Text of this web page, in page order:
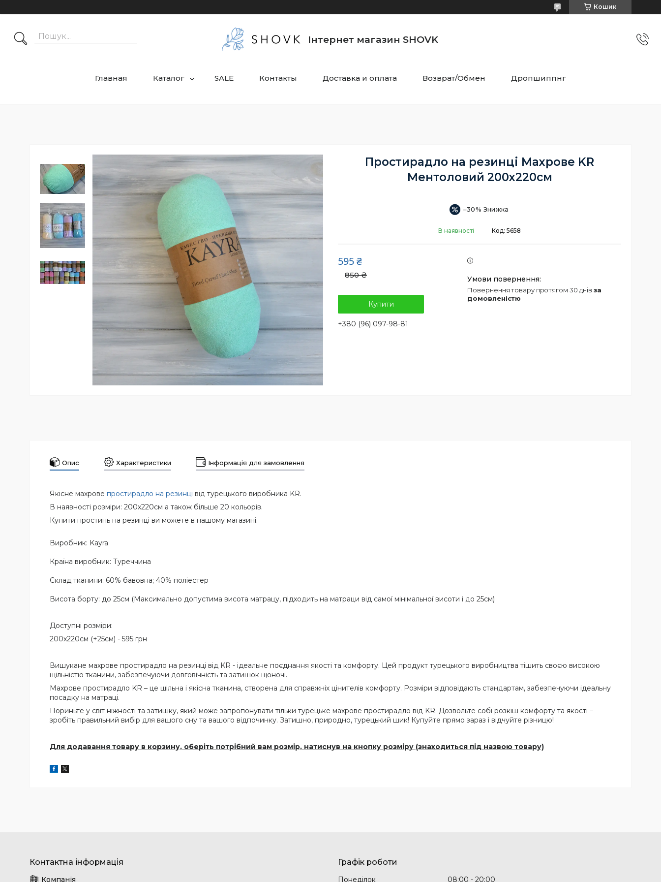
Кошик
Інтернет магазин SHOVK
Главная Каталог SALE Контакты Доставка и оплата Возврат/Обмен Дропшиппнг
Простирадло на резинці Махрове KR
Ментоловий 200х220см
–30%
В наявності Код: 5658
850 ₴
595 ₴
Купити
+380 (96) 097-98-81
повернення товару протягом 30 днів за
домовленістю
Опис Характеристики Інформація для замовлення
Якісне махрове простирадло на резинці від турецького виробника KR.
В наявності розміри: 200х220см а також більше 20 кольорів.
Купити простинь на резинці ви можете в нашому магазині.
Виробник: Kayra
Країна виробник: Туреччина
Склад тканини: 60% бавовна; 40% поліестер
Висота борту: до 25см (Максимально допустима висота матрацу, підходить на матраци від самої мінімальної висоти і до 25см)
Доступні розміри:
200х220см (+25см) - 595 грн
Вишукане махрове простирадло на резинці від KR - ідеальне поєднання якості та комфорту. Цей продукт турецького виробництва тішить своєю високою
щільністю тканини, забезпечуючи довговічність та затишок щоночі.
Махрове простирадло KR – це щільна і якісна тканина, створена для справжніх цінителів комфорту. Розміри відповідають стандартам, забезпечуючи ідеальну
посадку на матраці.
Пориньте у світ ніжності та затишку, який може запропонувати тільки турецьке махрове простирадло від KR. Дозвольте собі розкіш комфорту та якості –
зробіть правильний вибір для вашого сну та вашого відпочинку. Затишно, природно, турецький шик! Купуйте прямо зараз і відчуйте різницю!
Для додавання товару в корзину, оберіть потрібний вам розмір, натиснув на кнопку розміру (знаходиться під назвою товару)
Графік роботи
Понеділок 08:00 20:00